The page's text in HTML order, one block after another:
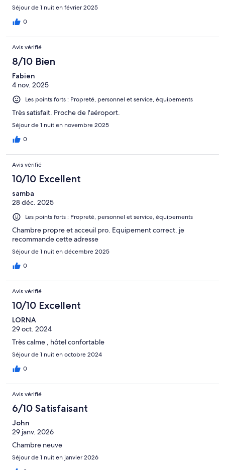
Séjour de 1 nuit en février 2025
0
Avis vérifié
8/10 Bien
Fabien
4 nov. 2025
Les points forts : Propreté, personnel et service, équipements
Très satisfait. Proche de l'aéroport.
Séjour de 1 nuit en novembre 2025
0
Avis vérifié
10/10 Excellent
samba
28 déc. 2025
Les points forts : Propreté, personnel et service, équipements
Chambre propre et acceuil pro. Equipement correct. je
recommande cette adresse
Séjour de 1 nuit en décembre 2025
0
Avis vérifié
10/10 Excellent
LORNA
29 oct. 2024
Très calme , hôtel confortable
Séjour de 1 nuit en octobre 2024
0
Avis vérifié
6/10 Satisfaisant
John
29 janv. 2026
Chambre neuve
Séjour de 1 nuit en janvier 2026